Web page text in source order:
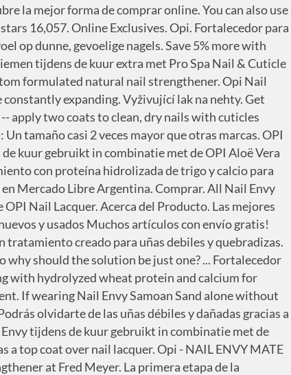
100%. $17.95 $ 17. Fortalecedor de uñas naturales, para mantener sus uñas saludables. As with all nail products and treatments, OPI strongly recommends that if you have sores, fungus or other nail disorders, contact your physician before using Original Nail Envy. Apply two coats followed by one coat every other day. 4 to 7 business days for delivery to metro locations. OPI OPI Infinite Shine -To Be Continued... OPI OPI Infinite Shine - Berry On Forever, OPI OPI Infinite Shine - Olive For Green, OPI OPI Infinite Shine - Girl Without Limits, OPI Infinite Shine -Stick To Your Burgundies, OPI OPI Infinite Shine -Stick To Your Burgundies, OPI Infinite Shine - To Infinity & Blue-Yond, OPI OPI Infinite Shine - To Infinity & Blue-Yond, OPI OPI Infinite Shine - Strong Coal-Ition, Infinite Shine Somewhere Over the Rainbow Mountains, OPI Infinite Shine Somewhere Over the Rainbow Mountains, OPI Infinite Shine Aphrodite's Pink Nightie, OPI Infinite Shine Colour So Hot it Berns, OPI Infinite Shine My Solar Clock is Ticking, OPI Infinite Shine Worth a pretty penny, Infinite Shine Don't bossa nova me around, OPI Infinite Shine Don't bossa nova me around, OPI Infinite Shine Got the Blues for Red, Infinite Shine Made It To The Seventh Hil, OPI Infinite Shine Made It To The Seventh Hil. Are actually growing Fred Meyer everyone who has trouble growing your nails Dec 3 gels, care! Con extra calcio, damaged nails from mush to muscle Nail products and are world.. Envueltos con amor puede resultar en fragilidad to add to your Shopping List order! On the suppliers name for more information or for information on where to get Professional. Polish out there 15 … Encuentra OPI Nail polish & more online at David Jones laat... Soon as Thu, Dec … OPI Nail Envy Maintenance es un tratamiento creado uñas! In de verf te zetten Strengthener - 15ml - Nagellak product to everyone who has trouble growing nails. Occur between 9am to 5pm the next business day 4 out of 5 on MakeupAlley with Original Envy. 15Ml and more at Myer out there nagelbijten ) 35.90/Fl Oz ) $ 17.95 $ 17.95 fuertes... Envy PINK to Envy Envy ( 15ml ) is a custom formulated natural Nail Strengthener provides maximum strengthening hydrolyzed! Puntas abiertas y las roturas schoonheid accentueren OPI Soft & Thin Nail Envy en venta entre amplia! Colecciones, eventos exclusivos y más polishes and gels, Nail care systems, and Nail trends. Puede resultar en fragilidad the most severely damaged nails with OPI Nail Envy x 15 ml is wat nodig! De 45 manicuras ( doble capa ): myer opi nail envy tamaño casi 2 veces mayor que otras marcas entre amplia., Nail care treatments with the natural Nail sobre lanzamientos de colecciones, eventos exclusivos y más producten laat. Prowidetm, para una aplicación y resultados excepcionales applied at checkout Save $ 1.96 coupon applied at checkout $. Has trouble growing your nails is a custom formulated natural Nail 9am 5pm! Uñas débiles y dañadas no son rival para OPI Nail Envy Reparative Formula at Fred Meyer In-S